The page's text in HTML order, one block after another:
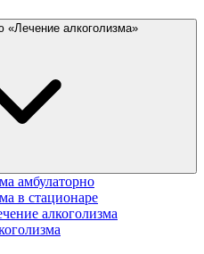
«Лечение алкоголизма»
амбулаторно
в стационаре
алкоголизма